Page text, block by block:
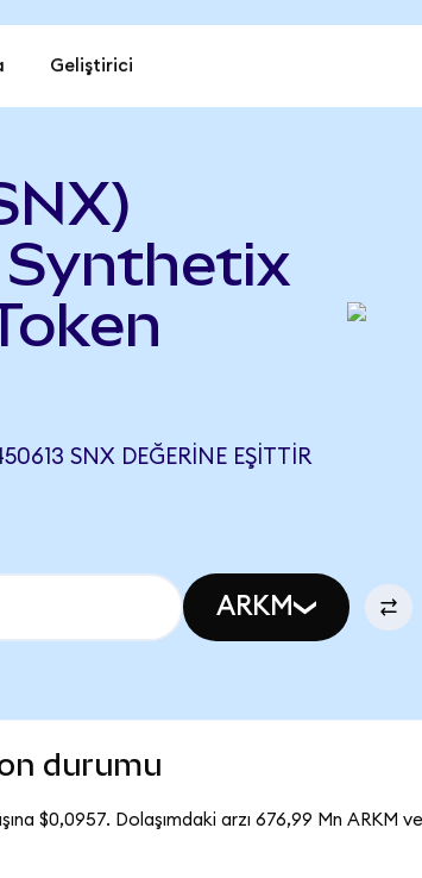
Geliştirici
SNX DEĞERINE EŞITTIR
ARKM
durumu
$0,0957. Dolaşımdaki arzı 676,99 Mn ARKM